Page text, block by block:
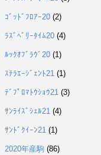
ｺﾞｯﾄﾞﾌﾛｱｰ20 (2)
ﾗｽﾞﾍﾞﾘｰﾀｲﾑ20 (4)
ﾙｯｸｵﾌﾞﾗｳﾞ20 (1)
ｽﾃﾗｴｰｼﾞｪﾝﾄ21 (1)
ﾃﾞﾌﾟﾛﾏﾄｳｼｮｳ21 (3)
ｻﾝﾗｲｽﾞｼｪﾙ21 (4)
ｻﾝﾄﾞｸｲｰﾝ21 (1)
2020年産駒 (86)